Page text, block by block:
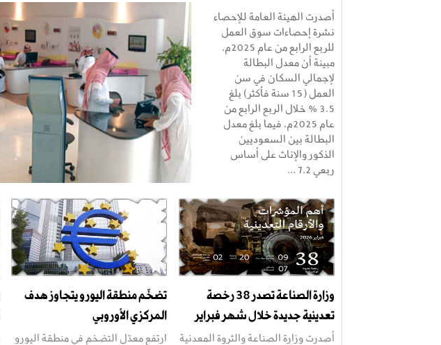
أصدرت الهيئة العامة للإحصاء
نشرة إحصاءات سوق العمل
للربع الرابع من عام 2025م،
مبينة أن معدل البطالة
لإجمالي السكان في سن
العمل (15 سنة فأكثر) بلغ
3.5 % خلال الربع الرابع من
عام 2025م، فيما بلغ معدل
البطالة بين السعوديين
الذكور والإناث على أساس
ربعي 7.2 ...
وزارة الصناعة تصدر 38 رخصة
تعدينية جديدة خلال شهر فبراير
أصدرت وزارة الصناعة والثروة المعدنية
تضخّم منطقة اليورو يتجاوز هدف
المركزي الأوروبي
ارتفع معدّل التضخم في منطقة اليورو